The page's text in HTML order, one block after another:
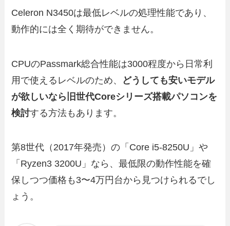
Celeron N3450は最低レベルの処理性能であり、
動作的には全く期待ができません。
CPUのPassmark総合性能は3000程度から日常利
用で使えるレベルのため、
どうしても安いモデル
が欲しいなら旧世代Coreシリーズ搭載パソコンを
検討する方法もあります。
第8世代（2017年発売）の「Core i5-8250U」や
「Ryzen3 3200U」なら、最低限の動作性能を確
保しつつ価格も3〜4万円台から見つけられるでし
ょう。